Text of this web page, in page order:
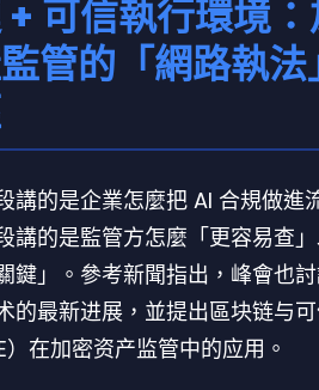
可信執行環境
管的「網路執法
講的是企業怎麼把 AI 合規做進
講的是監管方怎麼「更容易查
鍵」。參考新聞指出，峰會也
的最新进展，並提出區块链与
）在加密资产监管中的应用。